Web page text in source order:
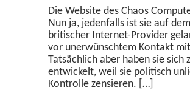
Die Website des Chaos
Nun ja, jedenfalls ist sie auf
britischer Internet-Provider
vor unerwünschtem Kontakt
Tatsächlich aber haben sie
entwickelt, weil sie politisch
Kontrolle zensieren. […]